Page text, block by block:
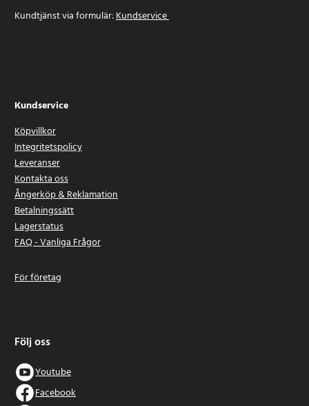
Kundtjänst via formulär:Kundservice
Kundservice
Köpvillkor
Integritetspolicy
Leveranser
Kontakta oss
Ångerköp & Reklamation
Betalningssätt
Lagerstatus
FAQ - Vanliga Frågor
För företag
Följ oss
Youtube
Facebook